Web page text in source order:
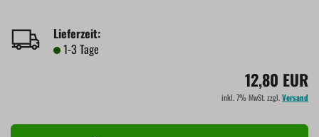
Lieferzeit:
1-3 Tage
12,80 EUR
inkl. 7% MwSt. zzgl.Versand